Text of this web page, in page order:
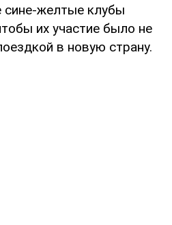
сине-желтые клубы
их участие было не
в новую страну.